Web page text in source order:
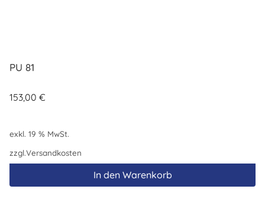
PU 81
153,00 €
exkl. 19 % MwSt.
zzgl.Versandkosten
In den Warenkorb